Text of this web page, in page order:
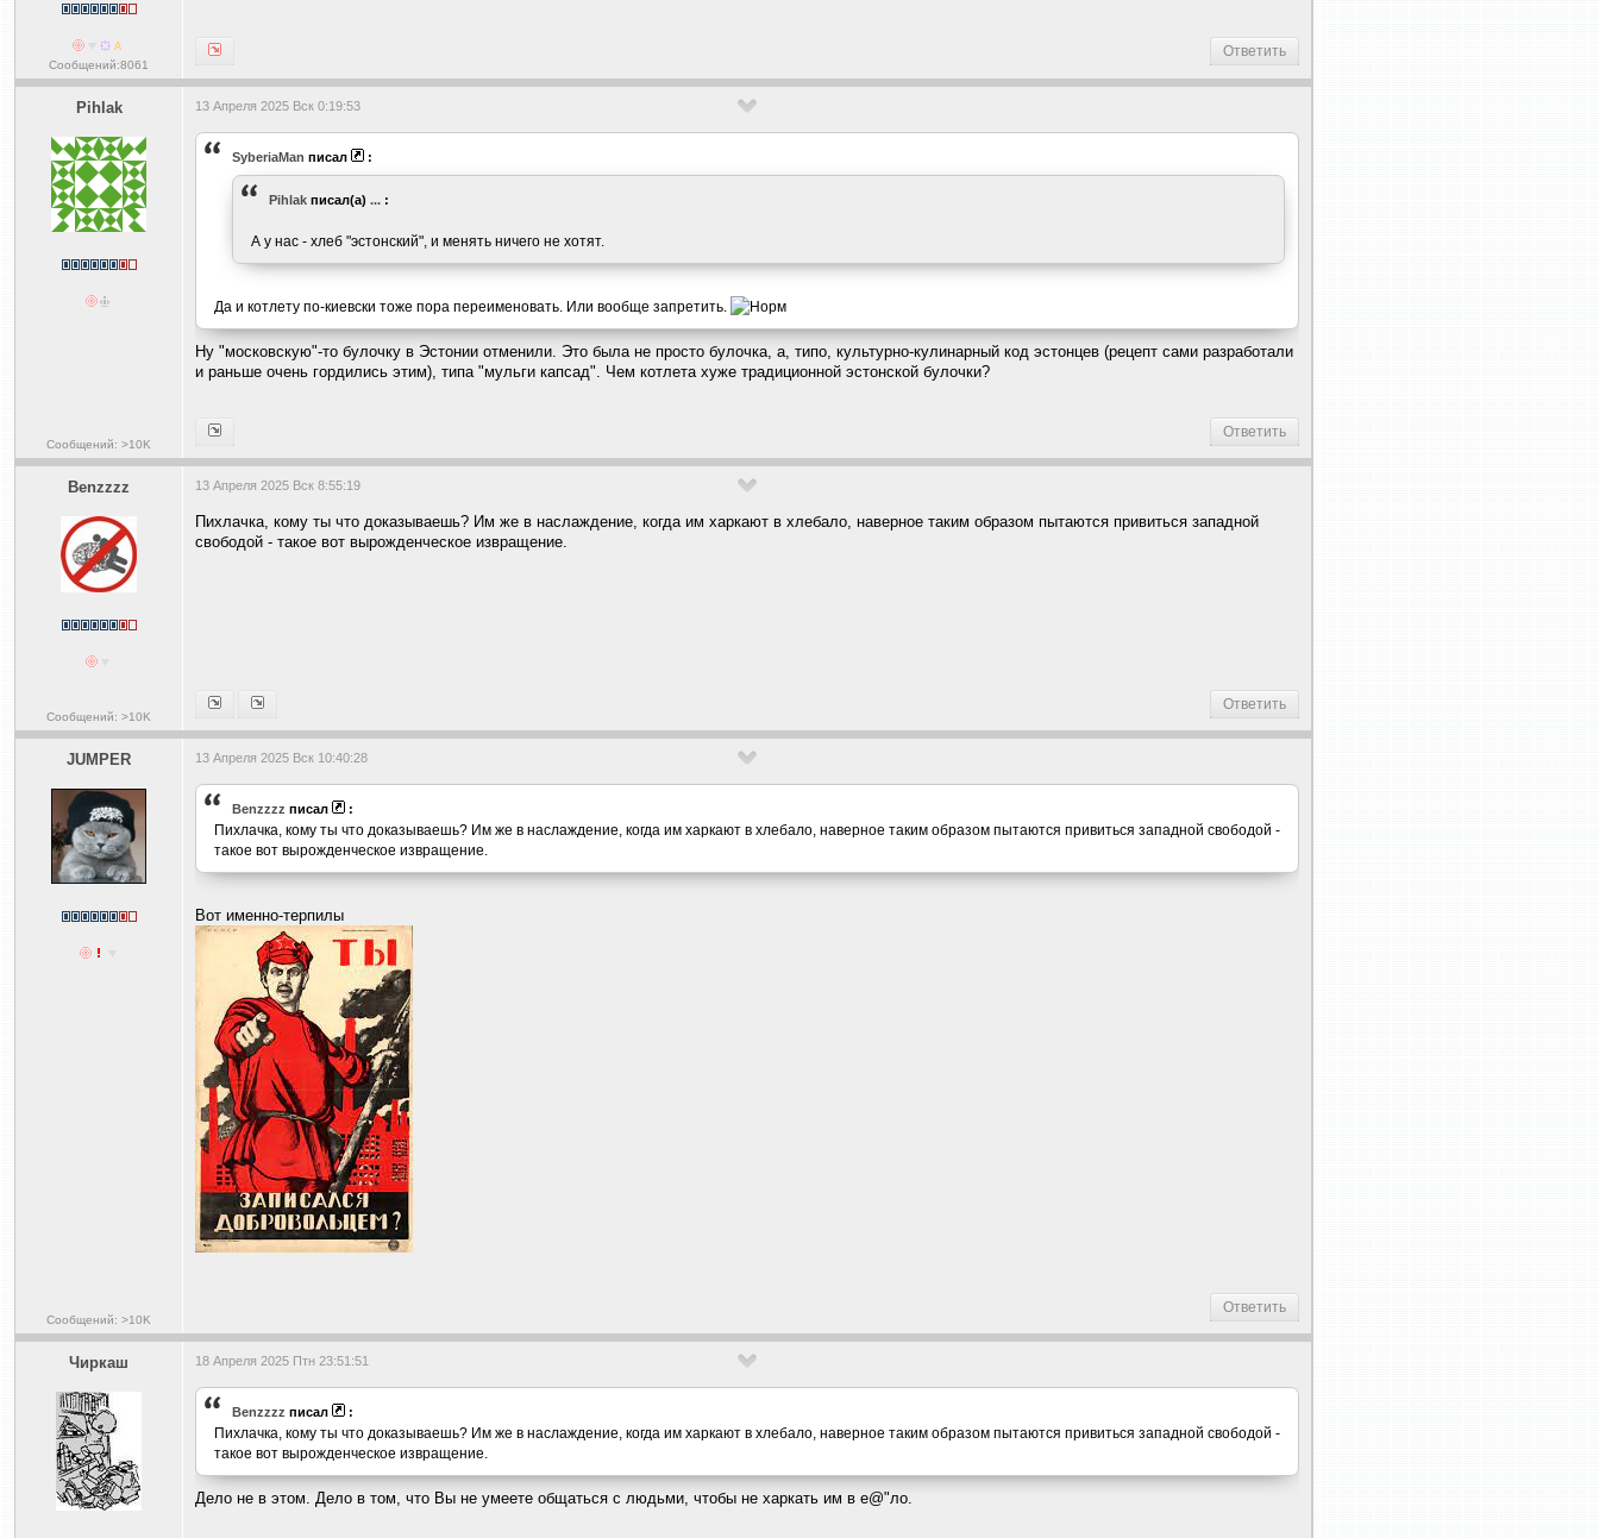
Сообщений:8061
Ответить
Pihlak
Сообщений: >10K
13 Апреля 2025 Вск 0:19:53
SyberiaMan писал :
Pihlak писал(а) ... :
А у нас - хлеб "эстонский", и менять ничего не хотят.
Да и котлету по-киевски тоже пора переименовать. Или вообще запретить.
Ну "московскую"-то булочку в Эстонии отменили. Это была не просто булочка, а, типо, культурно-кулинарный код эстонцев (рецепт сами разработали
и раньше очень гордились этим), типа "мульги капсад". Чем котлета хуже традиционной эстонской булочки?
Ответить
Benzzzz
Сообщений: >10K
13 Апреля 2025 Вск 8:55:19
Пихлачка, кому ты что доказываешь? Им же в наслаждение, когда им харкают в хлебало, наверное таким образом пытаются привиться западной
свободой - такое вот вырожденческое извращение.
Ответить
JUMPER
Сообщений: >10K
13 Апреля 2025 Вск 10:40:28
Benzzzz писал :
Пихлачка, кому ты что доказываешь? Им же в наслаждение, когда им харкают в хлебало, наверное таким образом пытаются привиться западной свободой -
такое вот вырожденческое извращение.
Вот именно-терпилы
Ответить
Чиркаш 18 Апреля 2025 Птн 23:51:51
Benzzzz писал :
Пихлачка, кому ты что доказываешь? Им же в наслаждение, когда им харкают в хлебало, наверное таким образом пытаются привиться западной свободой -
такое вот вырожденческое извращение.
Дело не в этом. Дело в том, что Вы не умеете общаться с людьми, чтобы не харкать им в е@"ло.